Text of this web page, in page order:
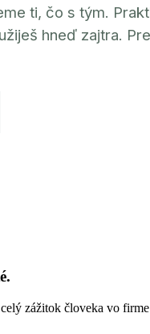
ti, čo s tým.
hneď zajtra.
zážitok človeka vo